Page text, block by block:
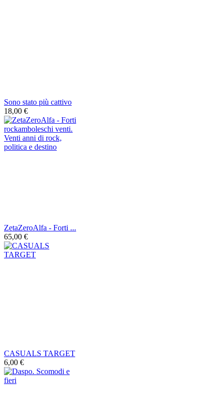
Sono stato più cattivo
18,00 €
ZetaZeroAlfa - Forti ...
65,00 €
CASUALS TARGET
6,00 €